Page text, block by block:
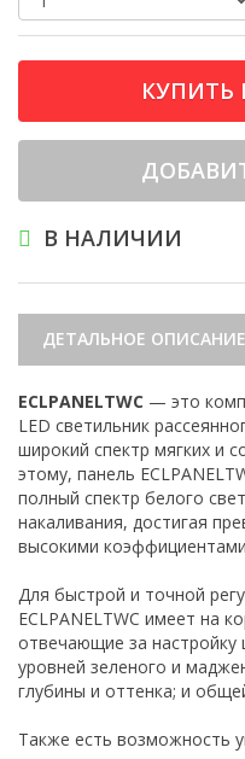
КУПИТЬ
В НАЛИЧИИ
ДЕТАЛЬНОЕ ОПИСАНИЕ
ECLPANELTWC — это
LED светильник
широкий спектр мягких и
этому, панель
полный спектр белого
накаливания, достигая
высокими
Для быстрой и точной
ECLPANELTWC имеет на
отвечающие за настройку
уровней зеленого и
глубины и оттенка; и
Также есть возможность